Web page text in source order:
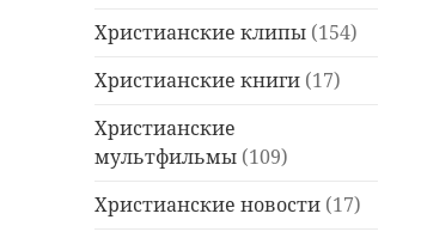
Христианские клипы (154)
Христианские книги (17)
Христианские
мультфильмы (109)
Христианские новости (17)